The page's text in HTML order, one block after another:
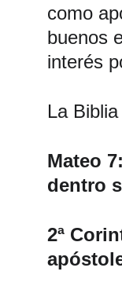
como
buenos
interés
La
Mateo
dentro
2ª